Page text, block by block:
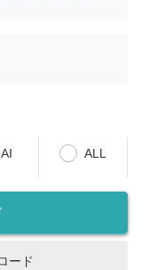
AI ALL
ード